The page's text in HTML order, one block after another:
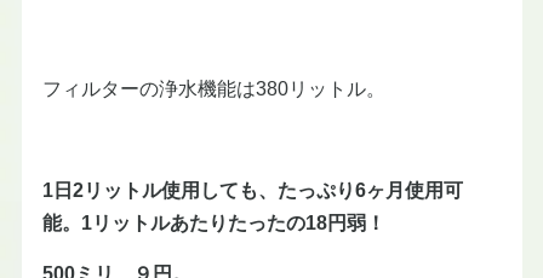
フィルターの浄水機能は380リットル。
1日2リットル使用しても、たっぷり6ヶ月使用可
能。1リットルあたりたったの18円弱！
500ミリ ９円。